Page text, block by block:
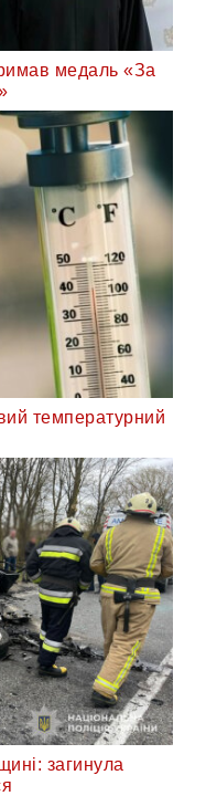
медаль «За
температурний
загинула